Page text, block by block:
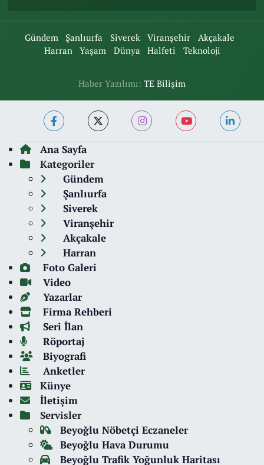
Gündem Şanlıurfa Siverek Viranşehir
Akçakale
Harran
Yaşam Dünya Halfeti Teknoloji
Haber Yazılımı: TE Bilişim
Ana Sayfa
Kategoriler
Gündem
Şanlıurfa
Siverek
Viranşehir
Akçakale
Harran
Foto Galeri
Video
Yazarlar
Firma Rehberi
Seri İlan
Röportaj
Biyografi
Anketler
Künye
İletişim
Servisler
Beyoğlu Nöbetçi Eczaneler
Beyoğlu Hava Durumu
Beyoğlu Trafik Yoğunluk Haritası